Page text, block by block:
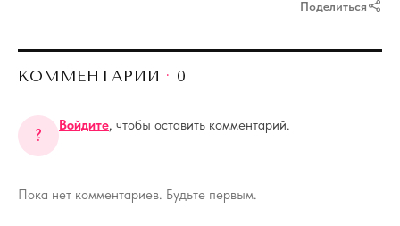
Поделиться
КОММЕНТАРИИ · 0
?
Войдите, чтобы оставить комментарий.
Пока нет комментариев. Будьте первым.